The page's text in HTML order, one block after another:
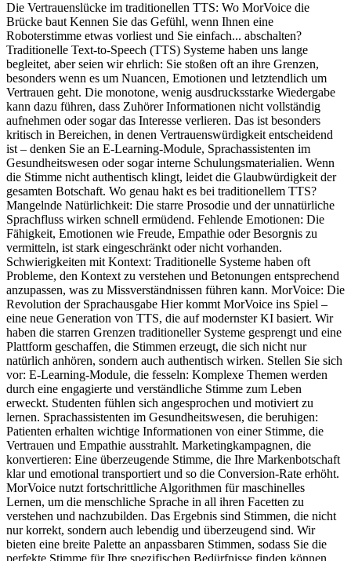
Die Vertrauenslücke im traditionellen TTS: Wo MorVoice die
Brücke baut Kennen Sie das Gefühl, wenn Ihnen eine
Roboterstimme etwas vorliest und Sie einfach... abschalten?
Traditionelle Text-to-Speech (TTS) Systeme haben uns lange
begleitet, aber seien wir ehrlich: Sie stoßen oft an ihre Grenzen,
besonders wenn es um Nuancen, Emotionen und letztendlich um
Vertrauen geht. Die monotone, wenig ausdrucksstarke Wiedergabe
kann dazu führen, dass Zuhörer Informationen nicht vollständig
aufnehmen oder sogar das Interesse verlieren. Das ist besonders
kritisch in Bereichen, in denen Vertrauenswürdigkeit entscheidend
ist – denken Sie an E-Learning-Module, Sprachassistenten im
Gesundheitswesen oder sogar interne Schulungsmaterialien. Wenn
die Stimme nicht authentisch klingt, leidet die Glaubwürdigkeit der
gesamten Botschaft. Wo genau hakt es bei traditionellem TTS?
Mangelnde Natürlichkeit: Die starre Prosodie und der unnatürliche
Sprachfluss wirken schnell ermüdend. Fehlende Emotionen: Die
Fähigkeit, Emotionen wie Freude, Empathie oder Besorgnis zu
vermitteln, ist stark eingeschränkt oder nicht vorhanden.
Schwierigkeiten mit Kontext: Traditionelle Systeme haben oft
Probleme, den Kontext zu verstehen und Betonungen entsprechend
anzupassen, was zu Missverständnissen führen kann. MorVoice: Die
Revolution der Sprachausgabe Hier kommt MorVoice ins Spiel –
eine neue Generation von TTS, die auf modernster KI basiert. Wir
haben die starren Grenzen traditioneller Systeme gesprengt und eine
Plattform geschaffen, die Stimmen erzeugt, die sich nicht nur
natürlich anhören, sondern auch authentisch wirken. Stellen Sie sich
vor: E-Learning-Module, die fesseln: Komplexe Themen werden
durch eine engagierte und verständliche Stimme zum Leben
erweckt. Studenten fühlen sich angesprochen und motiviert zu
lernen. Sprachassistenten im Gesundheitswesen, die beruhigen:
Patienten erhalten wichtige Informationen von einer Stimme, die
Vertrauen und Empathie ausstrahlt. Marketingkampagnen, die
konvertieren: Eine überzeugende Stimme, die Ihre Markenbotschaft
klar und emotional transportiert und so die Conversion-Rate erhöht.
MorVoice nutzt fortschrittliche Algorithmen für maschinelles
Lernen, um die menschliche Sprache in all ihren Facetten zu
verstehen und nachzubilden. Das Ergebnis sind Stimmen, die nicht
nur korrekt, sondern auch lebendig und überzeugend sind. Wir
bieten eine breite Palette an anpassbaren Stimmen, sodass Sie die